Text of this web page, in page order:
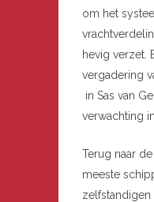
om het
hevig verzet.
vergadering
in Sas van
verwachting
Terug naar
meeste